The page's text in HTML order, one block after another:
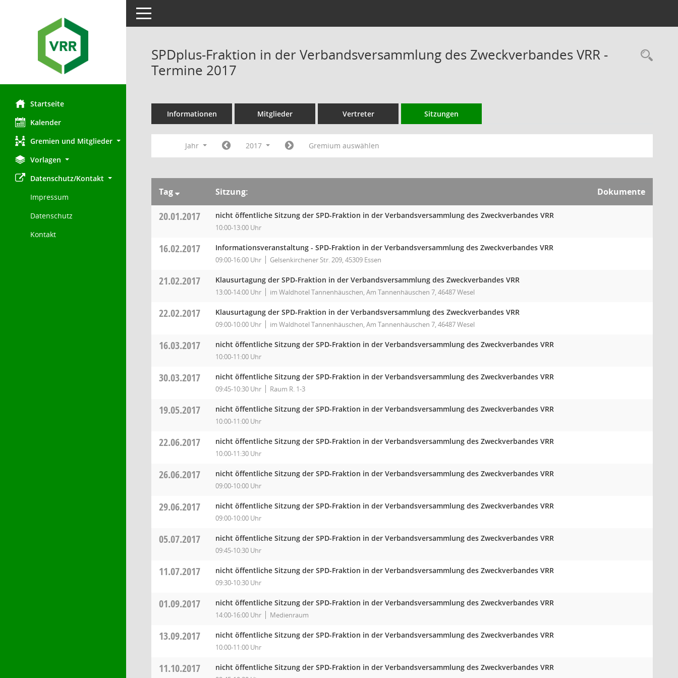
Startseite
Kalender
Gremien und Mitglieder
Vorlagen
Datenschutz/Kontakt
Impressum
Datenschutz
Kontakt
Toggle navigation
SPDplus-Fraktion in der Verbandsversammlung des Zweckverbandes VRR -
Termine 2017
Informationen Mitglieder Vertreter Sitzungen
Jahr 2017 Gremium auswählen
Tag Sitzung: Dokumente
20.01.2017 nicht öffentliche Sitzung der SPD-Fraktion in der Verbandsversammlung des Zweckverbandes VRR
10:00-13:00 Uhr
16.02.2017 Informationsveranstaltung - SPD-Fraktion in der Verbandsversammlung des Zweckverbandes VRR
09:00-16:00 Uhr Gelsenkirchener Str. 209, 45309 Essen
21.02.2017 Klausurtagung der SPD-Fraktion in der Verbandsversammlung des Zweckverbandes VRR
13:00-14:00 Uhr im Waldhotel Tannenhäuschen, Am Tannenhäuschen 7, 46487 Wesel
22.02.2017 Klausurtagung der SPD-Fraktion in der Verbandsversammlung des Zweckverbandes VRR
09:00-10:00 Uhr im Waldhotel Tannenhäuschen, Am Tannenhäuschen 7, 46487 Wesel
16.03.2017 nicht öffentliche Sitzung der SPD-Fraktion in der Verbandsversammlung des Zweckverbandes VRR
10:00-11:00 Uhr
30.03.2017 nicht öffentliche Sitzung der SPD-Fraktion in der Verbandsversammlung des Zweckverbandes VRR
09:45-10:30 Uhr Raum R. 1-3
19.05.2017 nicht öffentliche Sitzung der SPD-Fraktion in der Verbandsversammlung des Zweckverbandes VRR
10:00-11:00 Uhr
22.06.2017 nicht öffentliche Sitzung der SPD-Fraktion in der Verbandsversammlung des Zweckverbandes VRR
10:00-11:30 Uhr
26.06.2017 nicht öffentliche Sitzung der SPD-Fraktion in der Verbandsversammlung des Zweckverbandes VRR
09:00-10:00 Uhr
29.06.2017 nicht öffentliche Sitzung der SPD-Fraktion in der Verbandsversammlung des Zweckverbandes VRR
09:00-10:00 Uhr
05.07.2017 nicht öffentliche Sitzung der SPD-Fraktion in der Verbandsversammlung des Zweckverbandes VRR
09:45-10:30 Uhr
11.07.2017 nicht öffentliche Sitzung der SPD-Fraktion in der Verbandsversammlung des Zweckverbandes VRR
09:30-10:30 Uhr
01.09.2017 nicht öffentliche Sitzung der SPD-Fraktion in der Verbandsversammlung des Zweckverbandes VRR
14:00-16:00 Uhr Medienraum
13.09.2017 nicht öffentliche Sitzung der SPD-Fraktion in der Verbandsversammlung des Zweckverbandes VRR
10:00-11:00 Uhr
11.10.2017 nicht öffentliche Sitzung der SPD-Fraktion in der Verbandsversammlung des Zweckverbandes VRR